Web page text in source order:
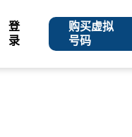
登
录
购买虚拟
号码